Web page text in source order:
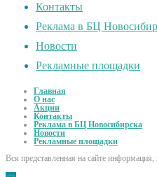
Контакты
Реклама в БЦ
Новости
Рекламные площадки
Главная
О нас
Акции
Контакты
Реклама в БЦ Новосибирска
Новости
Рекламные площадки
Вся представленная на сайте